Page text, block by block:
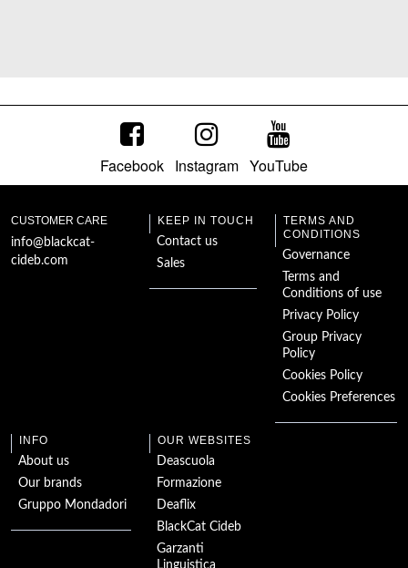
Facebook Instagram YouTube